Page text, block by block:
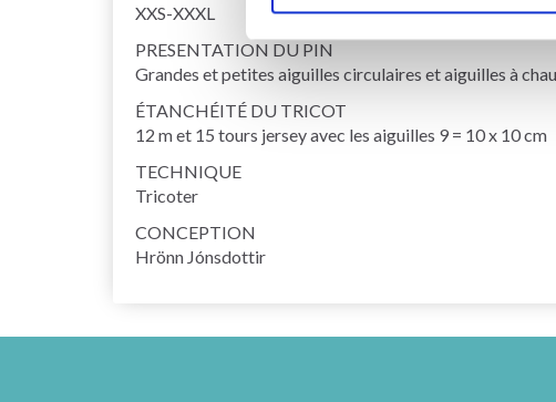
XXS-XXXL
PRESENTATION DU PIN
Grandes et petites aiguilles circulaires et aiguilles à
ÉTANCHÉITÉ DU TRICOT
12 m et 15 tours jersey avec les aiguilles 9 = 10 x 10 cm
TECHNIQUE
Tricoter
CONCEPTION
Hrönn Jónsdottir